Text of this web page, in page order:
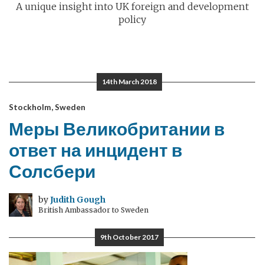
A unique insight into UK foreign and development
policy
14th March 2018
Stockholm, Sweden
Меры Великобритании в
ответ на инцидент в
Солсбери
byJudith Gough
British Ambassador to Sweden
9th October 2017